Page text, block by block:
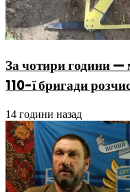
За чотири години —
110-ї бригади
14 години назад